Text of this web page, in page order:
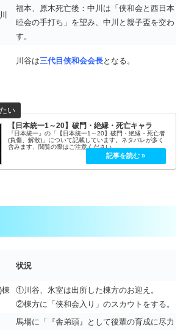
福本、原木死亡後：中川は「侠和会と西日本
睦会の手打ち」を望み、中川と親子盃を交わ
す。
川谷は三代目侠和会会長となる。
【日本統一1～20】破門・絶縁・死亡キャラ
『日本統一』の「【日本統一1～20】破門・絶縁・死亡者
(負傷、解散)」について記載しています。ネタバレが多く
含みます、閲覧の際はご注意ください。
状況
①川谷、氷室は出所した棟方のお迎え。
②棟方に「侠和会入り」のスカウトをする。
馬場に「『舎弟頭』として後輩の育成に尽力